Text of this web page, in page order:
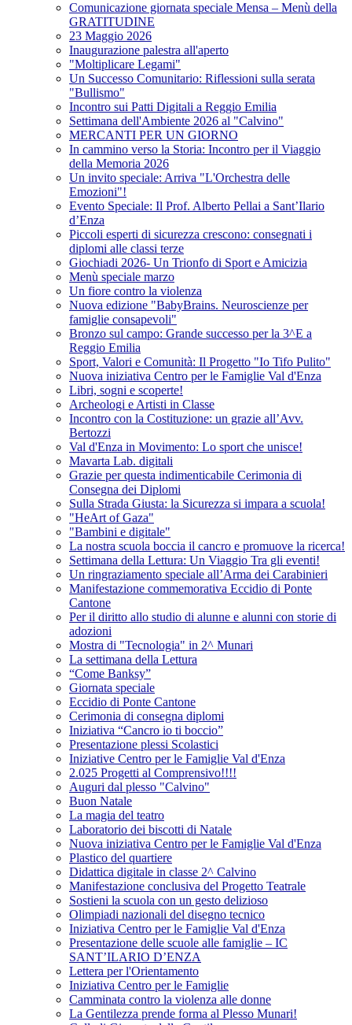
Comunicazione giornata speciale Mensa – Menù della
GRATITUDINE
23 Maggio 2026
Inaugurazione palestra all'aperto
"Moltiplicare Legami"
Un Successo Comunitario: Riflessioni sulla serata
"Bullismo"
Incontro sui Patti Digitali a Reggio Emilia
Settimana dell'Ambiente 2026 al "Calvino"
MERCANTI PER UN GIORNO
In cammino verso la Storia: Incontro per il Viaggio
della Memoria 2026
Un invito speciale: Arriva "L'Orchestra delle
Emozioni"!
Evento Speciale: Il Prof. Alberto Pellai a Sant’Ilario
d’Enza
Piccoli esperti di sicurezza crescono: consegnati i
diplomi alle classi terze
Giochiadi 2026- Un Trionfo di Sport e Amicizia
Menù speciale marzo
Un fiore contro la violenza
Nuova edizione "BabyBrains. Neuroscienze per
famiglie consapevoli"
Bronzo sul campo: Grande successo per la 3^E a
Reggio Emilia
Sport, Valori e Comunità: Il Progetto "Io Tifo Pulito"
Nuova iniziativa Centro per le Famiglie Val d'Enza
Libri, sogni e scoperte!
Archeologi e Artisti in Classe
Incontro con la Costituzione: un grazie all’Avv.
Bertozzi
Val d'Enza in Movimento: Lo sport che unisce!
Mavarta Lab. digitali
Grazie per questa indimenticabile Cerimonia di
Consegna dei Diplomi
Sulla Strada Giusta: la Sicurezza si impara a scuola!
"HeArt of Gaza"
"Bambini e digitale"
La nostra scuola boccia il cancro e promuove la ricerca!
Settimana della Lettura: Un Viaggio Tra gli eventi!
Un ringraziamento speciale all’Arma dei Carabinieri
Manifestazione commemorativa Eccidio di Ponte
Cantone
Per il diritto allo studio di alunne e alunni con storie di
adozioni
Mostra di "Tecnologia" in 2^ Munari
La settimana della Lettura
“Come Banksy”
Giornata speciale
Eccidio di Ponte Cantone
Cerimonia di consegna diplomi
Iniziativa “Cancro io ti boccio”
Presentazione plessi Scolastici
Iniziative Centro per le Famiglie Val d'Enza
2.025 Progetti al Comprensivo!!!!
Auguri dal plesso "Calvino"
Buon Natale
La magia del teatro
Laboratorio dei biscotti di Natale
Nuova iniziativa Centro per le Famiglie Val d'Enza
Plastico del quartiere
Didattica digitale in classe 2^ Calvino
Manifestazione conclusiva del Progetto Teatrale
Sostieni la scuola con un gesto delizioso
Olimpiadi nazionali del disegno tecnico
Iniziativa Centro per le Famiglie Val d'Enza
Presentazione delle scuole alle famiglie – IC
SANT’ILARIO D’ENZA
Lettera per l'Orientamento
Iniziativa Centro per le Famiglie
Camminata contro la violenza alle donne
La Gentilezza prende forma al Plesso Munari!